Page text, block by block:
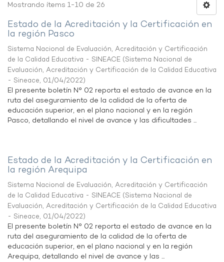
Mostrando ítems 1-10 de 26
Estado de la Acreditación y la Certificación en
la región Pasco
Sistema Nacional de Evaluación, Acreditación y Certificación
de la Calidad Educativa - SINEACE (Sistema Nacional de
Evaluación, Acreditación y Certificación de la Calidad Educativa
- Sineace, 01/04/2022)
El presente boletín N° 02 reporta el estado de avance en la
ruta del aseguramiento de la calidad de la oferta de
educación superior, en el plano nacional y en la región
Pasco, detallando el nivel de avance y las dificultades ...
Estado de la Acreditación y la Certificación en
la región Arequipa
Sistema Nacional de Evaluación, Acreditación y Certificación
de la Calidad Educativa - SINEACE (Sistema Nacional de
Evaluación, Acreditación y Certificación de la Calidad Educativa
- Sineace, 01/04/2022)
El presente boletín N° 02 reporta el estado de avance en la
ruta del aseguramiento de la calidad de la oferta de
educación superior, en el plano nacional y en la región
Arequipa, detallando el nivel de avance y las ...